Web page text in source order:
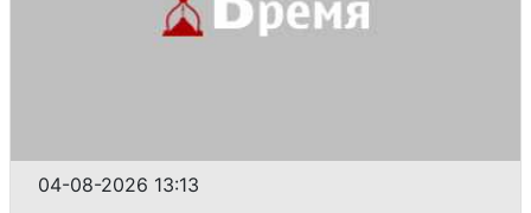
04-08-2026 13:13